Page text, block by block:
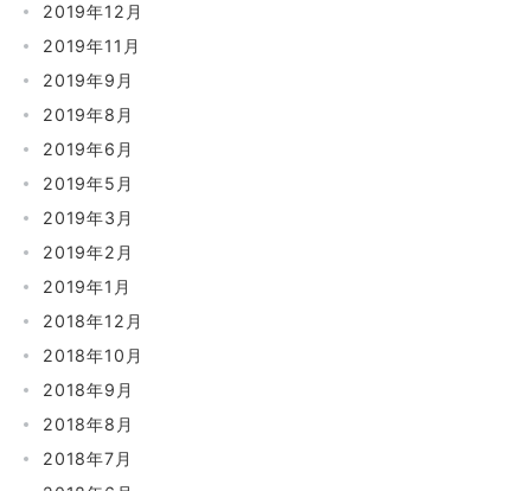
2019年12月
2019年11月
2019年9月
2019年8月
2019年6月
2019年5月
2019年3月
2019年2月
2019年1月
2018年12月
2018年10月
2018年9月
2018年8月
2018年7月